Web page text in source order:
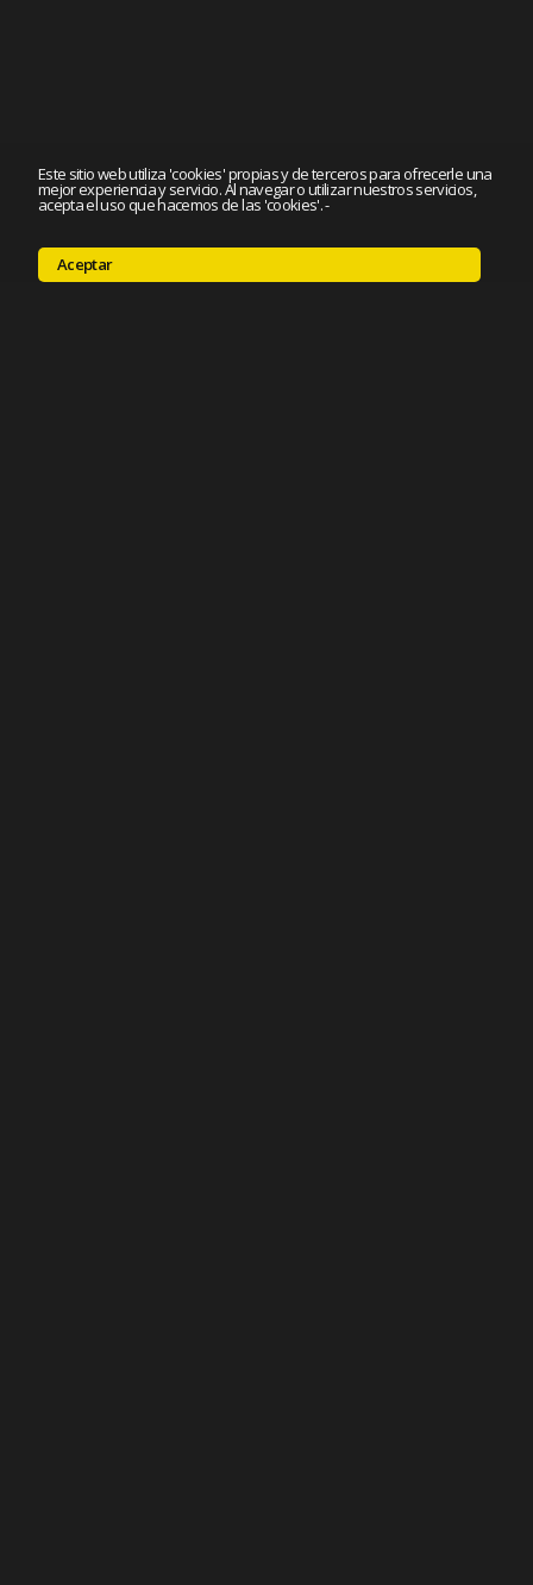
Este sitio web utiliza 'cookies' propias y de terceros para ofrecerle una
mejor experiencia y servicio. Al navegar o utilizar nuestros servicios,
acepta el uso que hacemos de las 'cookies'.-
Aceptar